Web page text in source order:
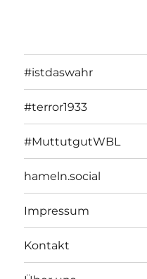
#istdaswahr
#terror1933
#MuttutgutWBL
hameln.social
Impressum
Kontakt